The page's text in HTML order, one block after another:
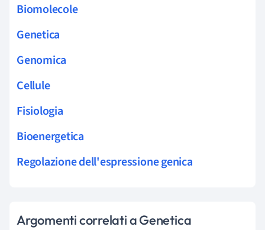
Biomolecole
Genetica
Genomica
Cellule
Fisiologia
Bioenergetica
Regolazione dell'espressione genica
Argomenti correlati a Genetica